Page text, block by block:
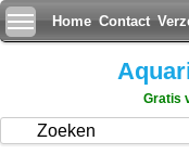
Home Contact
Gratis